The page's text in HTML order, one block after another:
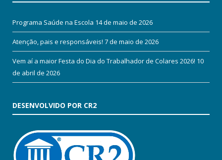
Programa Saúde na Escola 14 de maio de 2026
Atenção, pais e responsáveis! 7 de maio de 2026
Vem aí a maior Festa do Dia do Trabalhador de Colares 2026! 10
de abril de 2026
DESENVOLVIDO POR CR2